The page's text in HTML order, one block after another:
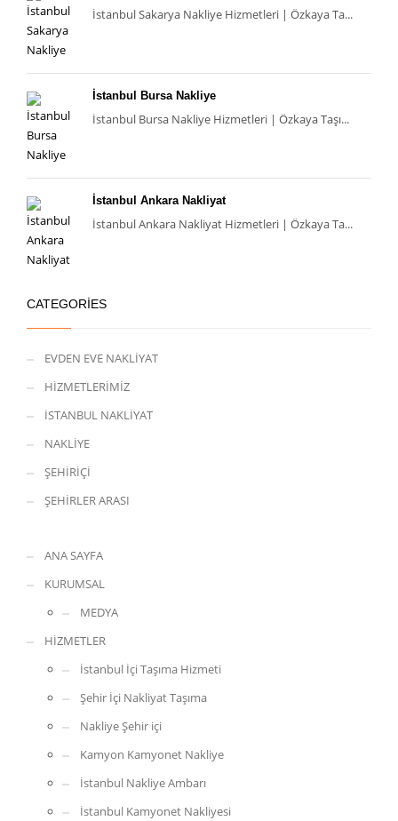
İstanbul Sakarya Nakliye Hizmetleri | Özkaya Ta...
İstanbul Bursa Nakliye
İstanbul Bursa Nakliye Hizmetleri | Özkaya Taşı...
İstanbul Ankara Nakliyat
İstanbul Ankara Nakliyat Hizmetleri | Özkaya Ta...
CATEGORIES
EVDEN EVE NAKLİYAT
HİZMETLERİMİZ
İSTANBUL NAKLİYAT
NAKLİYE
ŞEHİRİÇİ
ŞEHİRLER ARASI
ANA SAYFA
KURUMSAL
MEDYA
HİZMETLER
İstanbul İçi Taşıma Hizmeti
Şehir İçi Nakliyat Taşıma
Nakliye Şehir içi
Kamyon Kamyonet Nakliye
İstanbul Nakliye Ambarı
İstanbul Kamyonet Nakliyesi